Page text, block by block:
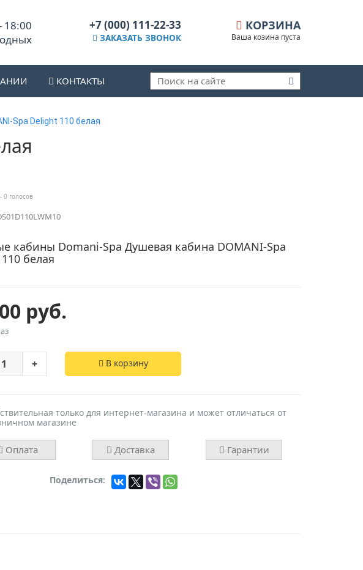
18:00
+7 (000) 111-22-33
ЗАКАЗАТЬ ЗВОНОК
КОРЗИНА
Ваша козина пуста
КОНТАКТЫ
Spa Delight 110 белая
0 голосов
кабины Domani-Spa Душевая кабина DOMANI-Spa
белая
руб.
+ В корзину
только для интернет-магазина и может отличаться от
магазине
Оплата Доставка Гарантии
Поделиться: